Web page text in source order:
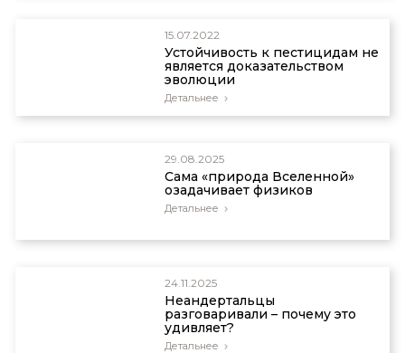
15.07.2022
Устойчивость к пестицидам не
является доказательством
эволюции
Детальнее
29.08.2025
Сама «природа Вселенной»
озадачивает физиков
Детальнее
24.11.2025
Неандертальцы
разговаривали – почему это
удивляет?
Детальнее